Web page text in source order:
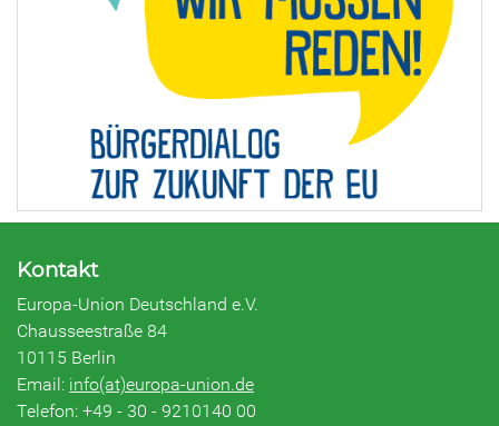
Kontakt
Europa-Union Deutschland e.V.
Chausseestraße 84
10115 Berlin
Email: info(at)europa-union.de
Telefon: +49 - 30 - 9210140 00